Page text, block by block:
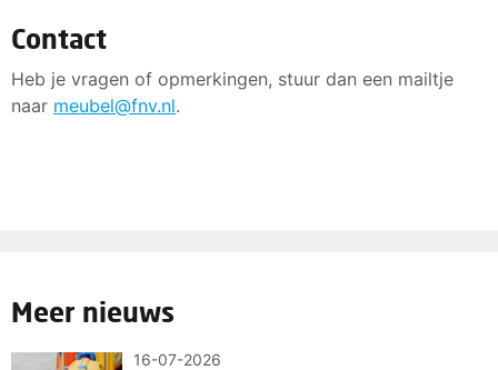
Contact
Heb je vragen of opmerkingen, stuur dan een mailtje
naar meubel@fnv.nl.
Meer nieuws
16-07-2026